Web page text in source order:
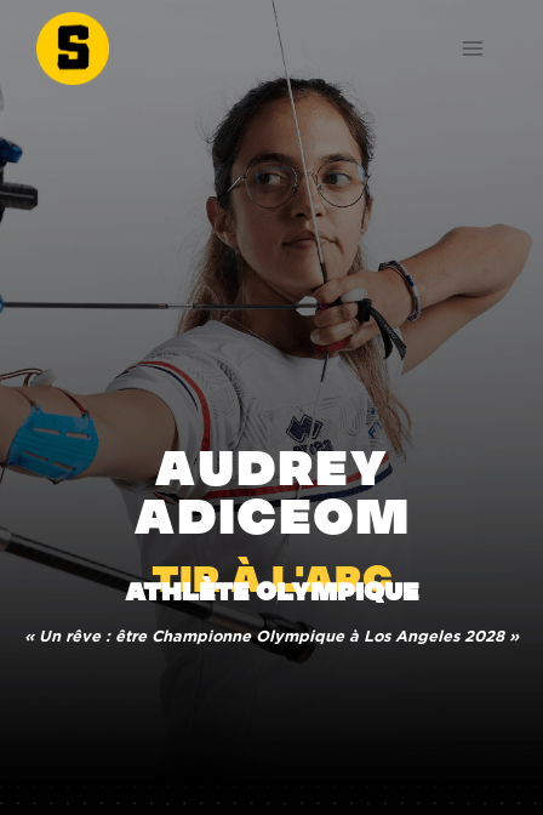
AUDREY
ADICEOM
TIR À L'ARC
ATHLÈTE OLYMPIQUE
« Un rêve : être Championne Olympique à Los Angeles 2028 »